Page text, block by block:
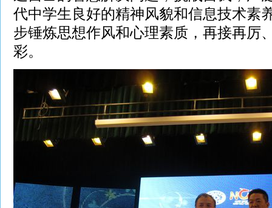
代中学生良好的精神风貌和信息技术素
步锤炼思想作风和心理素质，再接再厉
彩。